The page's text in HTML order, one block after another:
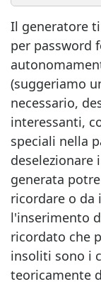
Il generatore
per password
(suggeriamo
necessario,
interessanti,
speciali nella
deselezionare
generata
ricordare o da
l'inserimento
ricordato che
insoliti sono i
teoricamente